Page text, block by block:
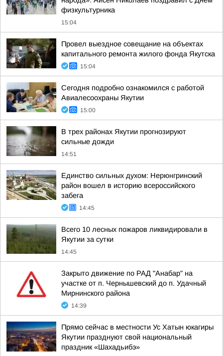
физкультурника
15:04
Провел выездное совещание на объектах
капитального ремонта жилого фонда Якутска
15:04
Сегодня подробно ознакомился с работой
Авиалесоохраны Якутии
15:00
В трех районах Якутии прогнозируют
сильные дожди
14:51
Единство сильных духом: Нерюнгринский
район вошел в историю всероссийского
забега
14:45
Всего 10 лесных пожаров ликвидировали в
Якутии за сутки
14:45
Закрыто движение по РАД "Анабар" на
участке от п. Чернышевский до п. Удачный
Мирнинского района
14:39
Прямо сейчас в местности Ус Хатын юкагиры
Якутии празднуют свой национальный
праздник «Шахадьибэ»